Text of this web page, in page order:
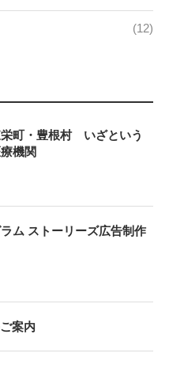
(12)
町・豊根村 いざという
機関
ム ストーリーズ広告制作
案内